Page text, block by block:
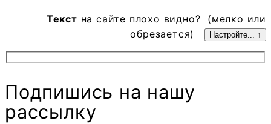
Текст на сайте плохо видно? (мелко или
обрезается)
Настройте... ↑
Подпишись на нашу
рассылку